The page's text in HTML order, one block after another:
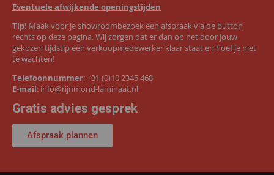
Eventuele afwijkende openingstijden
Tip! Maak voor je showroombezoek een afspraak via de button
rechts op deze pagina. Wij zorgen dat er dan op het door jouw
gekozen tijdstip een verkoopmedewerker klaar staat en hoef je niet
te wachten!
Telefoonnummer:+31 (0)10 2345 468
E-mail: info@rijnmond-laminaat.nl
Gratis advies gesprek
Afspraak plannen